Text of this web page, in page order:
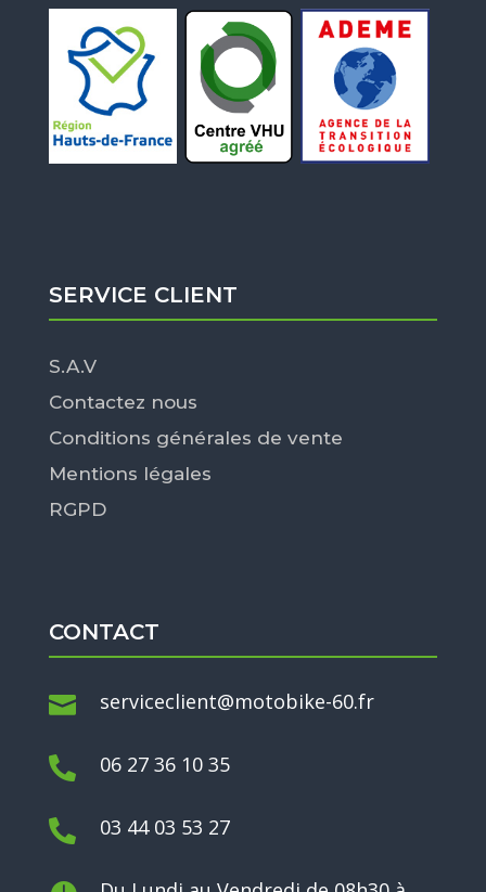
SERVICE CLIENT
S.A.V
Contactez nous
Conditions générales de vente
Mentions légales
RGPD
CONTACT
 serviceclient@motobike-60.fr
 06 27 36 10 35
 03 44 03 53 27